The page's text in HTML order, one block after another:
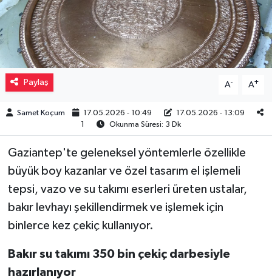
Paylaş A- A+
Samet Koçum 17.05.2026 - 10:49
17.05.2026 - 13:09
1
Okunma Süresi: 3 Dk
Gaziantep'te geleneksel yöntemlerle özellikle
büyük boy kazanlar ve özel tasarım el işlemeli
tepsi, vazo ve su takımı eserleri üreten ustalar,
bakır levhayı şekillendirmek ve işlemek için
binlerce kez çekiç kullanıyor.
Bakır su takımı 350 bin çekiç darbesiyle
hazırlanıyor
Resmi İlanlar
Sağlık
Sinemalar
Siyaset
Spor
Teknoloji
Türkiye
Yaşam